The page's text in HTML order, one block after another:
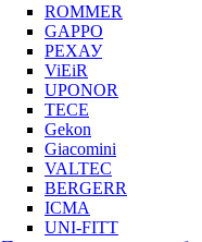
ROMMER
GAPPO
РЕХАУ
ViEiR
UPONOR
TECE
Gekon
Giacomini
VALTEC
BERGERR
ICMA
UNI-FITT